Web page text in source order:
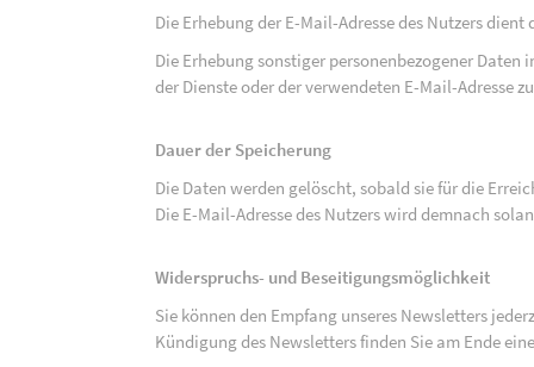
Die Erhebung der E-Mail-Adresse des Nutzers
Die Erhebung sonstiger personenbezogener
der Dienste oder der verwendeten E-Mail-Adresse
Dauer der Speicherung
Die Daten werden gelöscht, sobald sie für die
Die E-Mail-Adresse des Nutzers wird demnach
Widerspruchs- und Beseitigungsmöglichkeit
Sie können den Empfang unseres Newsletters
Kündigung des Newsletters finden Sie am Ende